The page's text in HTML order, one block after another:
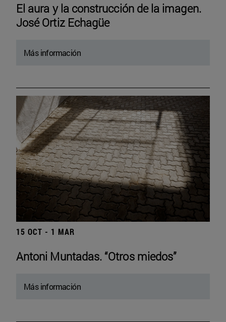
El aura y la construcción de la imagen.
José Ortiz Echagüe
Más información
15 OCT - 1 MAR
Antoni Muntadas. “Otros miedos”
Más información